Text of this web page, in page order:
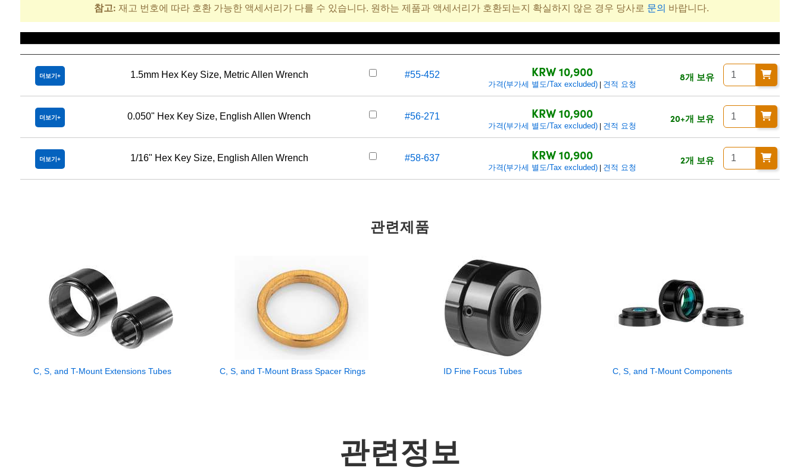
참고: 재고 번호에 따라 호환 가능한 액세서리가 다를 수 있습니다. 원하는 제품과 액세서리가 호환되는지 확실하지 않은 경우 당사로 문의 바랍니다.
더보기 1.5mm Hex Key Size, Metric Allen Wrench #55-452 KRW 10,900
가격(부가세 별도/Tax excluded)| 견적 요청
8개 보유
더보기 0.050" Hex Key Size, English Allen Wrench #56-271 KRW 10,900
가격(부가세 별도/Tax excluded)| 견적 요청
20+개 보유
더보기 1/16" Hex Key Size, English Allen Wrench #58-637 KRW 10,900
가격(부가세 별도/Tax excluded)| 견적 요청
2개 보유
관련제품
C, S, and T-Mount Extensions Tubes C, S, and T-Mount Brass Spacer Rings ID Fine Focus Tubes C, S, and T-Mount Components
관련정보